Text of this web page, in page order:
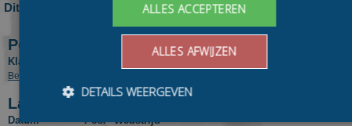
Dit seizoen:
0 zeges, 0 podiumplaatsen en 0 top-10
Positie in tussenklassementen
Klassement
Bekijk eindresultaten van Wim Westerveld in voorgaande seizoenen
Laatste 10 uitslagen
Datum Pos.
Wedstrijd
ALLES ACCEPTEREN
ALLES AFWIJZEN
DETAILS WEERGEVEN